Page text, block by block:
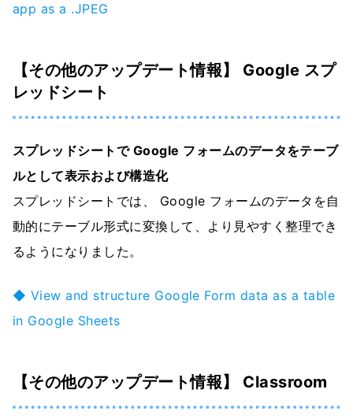
app as a .JPEG
【その他のアップデート情報】 Google スプ
レッドシート
スプレッドシートで Google フォームのデータをテーブ
ルとして表示および構造化
スプレッドシートでは、 Google フォームのデータを自
動的にテーブル形式に変換して、より見やすく整理でき
るようになりました。
◆ View and structure Google Form data as a table
in Google Sheets
【その他のアップデート情報】 Classroom